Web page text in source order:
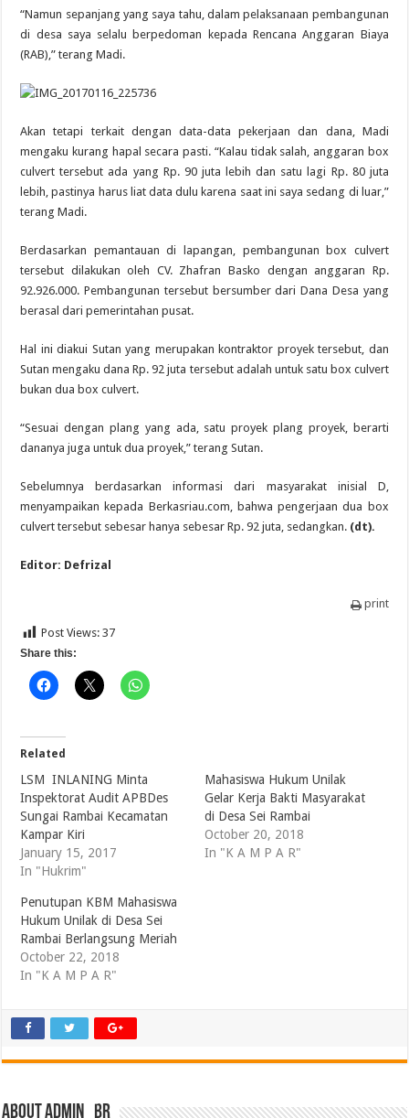
“Namun sepanjang yang saya tahu, dalam pelaksanaan pembangunan
di desa saya selalu berpedoman kepada Rencana Anggaran Biaya
(RAB),” terang Madi.
Akan tetapi terkait dengan data-data pekerjaan dan dana, Madi
mengaku kurang hapal secara pasti. “Kalau tidak salah, anggaran box
culvert tersebut ada yang Rp. 90 juta lebih dan satu lagi Rp. 80 juta
lebih, pastinya harus liat data dulu karena saat ini saya sedang di luar,”
terang Madi.
Berdasarkan pemantauan di lapangan, pembangunan box culvert
tersebut dilakukan oleh CV. Zhafran Basko dengan anggaran Rp.
92.926.000. Pembangunan tersebut bersumber dari Dana Desa yang
berasal dari pemerintahan pusat.
Hal ini diakui Sutan yang merupakan kontraktor proyek tersebut, dan
Sutan mengaku dana Rp. 92 juta tersebut adalah untuk satu box culvert
bukan dua box culvert.
“Sesuai dengan plang yang ada, satu proyek plang proyek, berarti
dananya juga untuk dua proyek,” terang Sutan.
Sebelumnya berdasarkan informasi dari masyarakat inisial D,
menyampaikan kepada Berkasriau.com, bahwa pengerjaan dua box
culvert tersebut sebesar hanya sebesar Rp. 92 juta, sedangkan. (dt).
Editor: Defrizal
print
Post Views: 37
Share this:
Related
LSM INLANING Minta
Inspektorat Audit APBDes
Sungai Rambai Kecamatan
Kampar Kiri
January 15, 2017
In "Hukrim"
Mahasiswa Hukum Unilak
Gelar Kerja Bakti Masyarakat
di Desa Sei Rambai
October 20, 2018
In "K A M P A R"
Penutupan KBM Mahasiswa
Hukum Unilak di Desa Sei
Rambai Berlangsung Meriah
October 22, 2018
In "K A M P A R"
About admin_br